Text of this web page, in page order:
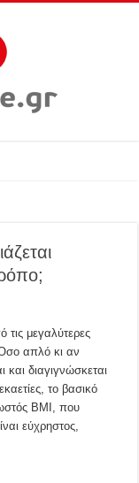
μεγαλύτερες
απλό κι αν
και διαγιγνώσκεται
το βασικό
BMI, που
εύχρηστος,